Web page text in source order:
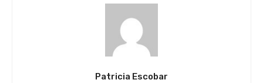
Patricia Escobar